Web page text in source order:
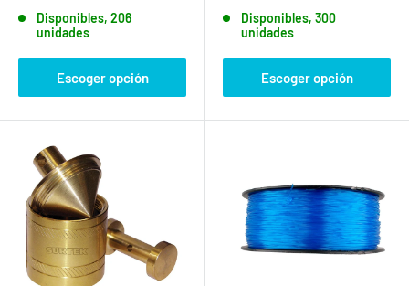
ventaDisponibles, 206
unidades
Escoger opción
ventaDisponibles, 300
unidades
Escoger opción